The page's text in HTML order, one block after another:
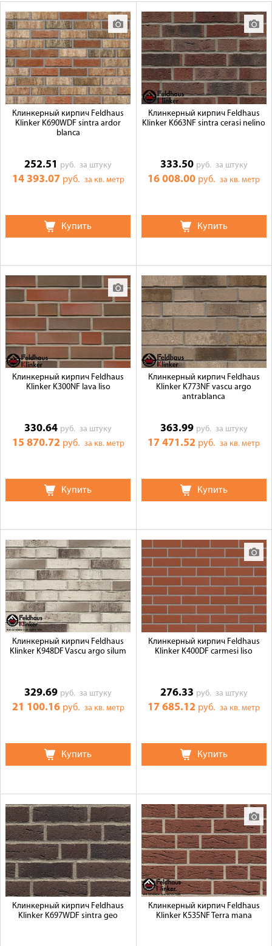
Оплата
Доставка
Сотрудничество
Галерея объектов
Контакты
Клинкерный кирпич Feldhaus
Klinker K690WDF sintra ardor
blanca
252.51 руб.за штуку
14 393.07 руб. за кв. метр
Купить
Клинкерный кирпич Feldhaus
Klinker K663NF sintra cerasi nelino
333.50 руб. за штуку
16 008.00 руб.за кв. метр
Купить
Клинкерный кирпич Feldhaus
Klinker K300NF lava liso
330.64 руб.за штуку
15 870.72 руб. за кв. метр
Купить
Клинкерный кирпич Feldhaus
Klinker K773NF vascu argo
antrablanca
363.99 руб. за штуку
17 471.52 руб.за кв. метр
Купить
Клинкерный кирпич Feldhaus
Klinker K948DF Vascu argo silum
329.69 руб.за штуку
21 100.16 руб. за кв. метр
Купить
Клинкерный кирпич Feldhaus
Klinker K400DF carmesi liso
276.33 руб. за штуку
17 685.12 руб.за кв. метр
Купить
Клинкерный кирпич Feldhaus
Klinker K697WDF sintra geo
Клинкерный кирпич Feldhaus
Klinker K535NF Terra mana